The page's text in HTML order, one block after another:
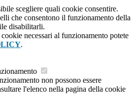
scegliere quali cookie consentire.
che consentono il funzionamento della
disabilitarli.
necessari al funzionamento potete
.
non possono essere
l'elenco nella pagina della cookie